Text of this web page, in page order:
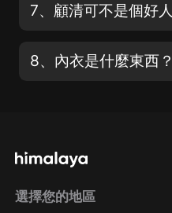
7、顧清可不是個好人
8、內衣是什麼東西？
選擇您的地區